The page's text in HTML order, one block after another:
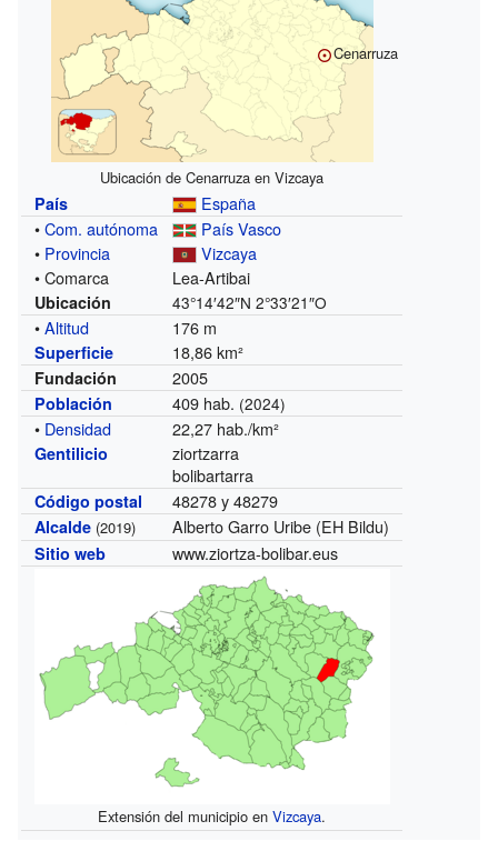
Cenarruza
Ubicación de Cenarruza en Vizcaya
País
España
•Com. autónoma
País Vasco
• Provincia
Vizcaya
• Comarca
Lea-Artibai
Ubicación 43°14′42″N 2°33′21″O
•Altitud 176 m
Superficie 18,86 km²
Fundación 2005
Población 409 hab. (2024)
• Densidad 22,27 hab./km²
Gentilicio
ziortzarra
bolibartarra
Código postal 48278 y 48279
Alcalde (2019) Alberto Garro Uribe (EH Bildu)
Sitio web www.ziortza-bolibar.eus
Extensión del municipio enVizcaya.